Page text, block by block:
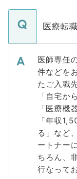
医療転
医師専任
件などを
たご入職
「自宅か
「医療機
「年収
る」など
ートナー
ちろん、
行なって